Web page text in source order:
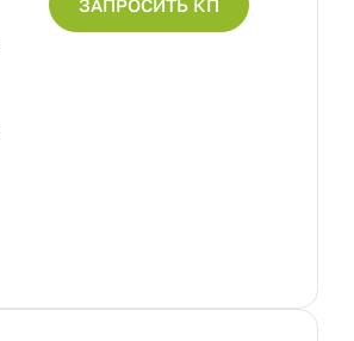
ЗАПРОСИТЬ КП